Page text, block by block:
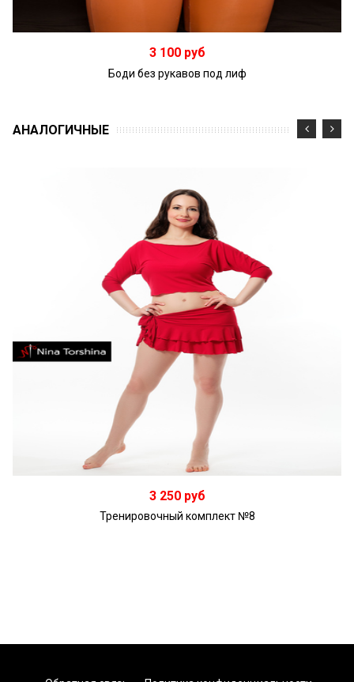
Подробнее
3 100 руб
Боди без рукавов под лиф
АНАЛОГИЧНЫЕ
Подробнее
3 250 руб
Тренировочный комплект №8